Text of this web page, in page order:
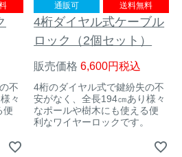
不
々
便
通販可 送料無料
4桁ダイヤル式ケーブル
ロック（2個セット）
販売価格 6,600 税込
4桁のダイヤル式で鍵紛失の不
安がなく、全長194㎝あり様々
なポールや樹木にも使える便
利なワイヤーロックです。
忌避用品
漁網
から選ぶ